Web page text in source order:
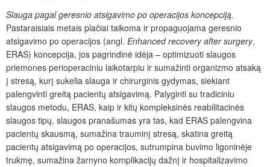
Slauga pagal geresnio atsigavimo po operacijos koncepciją.
Pastaraisiais metais plačiai taikoma ir propaguojama geresnio
atsigavimo po operacijos (angl. Enhanced recovery after surgery,
ERAS) koncepcija, jos pagrindinė idėja – optimizuoti slaugos
priemones perioperaciniu laikotarpiu ir sumažinti organizmo atsaką
į stresą, kurį sukelia slauga ir chirurginis gydymas, siekiant
palengvinti greitą pacientų atsigavimą. Palyginti su tradiciniu
slaugos metodu, ERAS, kaip ir kitų kompleksinės reabilitacinės
slaugos tipų, slaugos pranašumas yra tas, kad ERAS palengvina
pacientų skausmą, sumažina trauminį stresą, skatina greitą
pacientų atsigavimą po operacijos, sutrumpina buvimo ligoninėje
trukmę, sumažina žarnyno komplikacijų dažnį ir hospitalizavimo